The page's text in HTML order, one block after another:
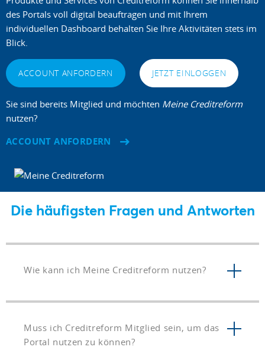
des Portals voll digital beauftragen und mit Ihrem
individuellen Dashboard behalten Sie Ihre Aktivitäten stets im
Blick.
ACCOUNT ANFORDERN JETZT EINLOGGEN
Sie sind bereits Mitglied und möchten Meine Creditreform
nutzen?
ACCOUNT ANFORDERN
Die häufigsten Fragen und Antworten
Wie kann ich Meine Creditreform nutzen?
Muss ich Creditreform Mitglied sein, um das
Portal nutzen zu können?